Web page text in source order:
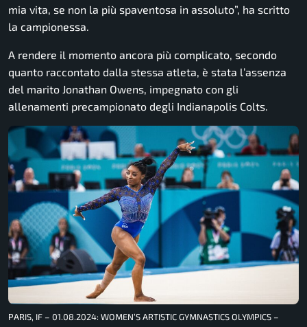
mia vita, se non la più spaventosa in assoluto”, ha scritto
la campionessa.
A rendere il momento ancora più complicato, secondo
quanto raccontato dalla stessa atleta, è stata l’assenza
del marito Jonathan Owens, impegnato con gli
allenamenti precampionato degli Indianapolis Colts.
PARIS, IF – 01.08.2024: WOMEN’S ARTISTIC GYMNASTICS OLYMPICS –